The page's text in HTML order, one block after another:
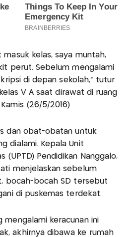
masuk kelas, saya muntah,
perut. Sebelum mengalami
di depan sekolah,” tutur
V A saat dirawat di ruang
Kamis (26/5/2016)
dan obat-obatan untuk
dialami. Kepala Unit
(UPTD) Pendidikan Nanggalo,
menjelaskan sebelum
bocah-bocah SD tersebut
di puskemas terdekat.
mengalami keracunan ini
akhirnya dibawa ke rumah